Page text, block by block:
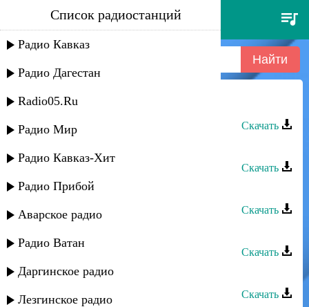
артур текеев - любимая
Список радиостанций
Радио Кавказ
Радио Дагестан
Radio05.Ru
Радио Мир
Радио Кавказ-Хит
Радио Прибой
Аварское радио
Радио Ватан
Даргинское радио
Лезгинское радио
Артур Текеев - Каблучки
Скачать
Скачать
Артур Текеев - Королева масок
Скачать
Скачать
Закир Салаватов - Любимая
Скачать